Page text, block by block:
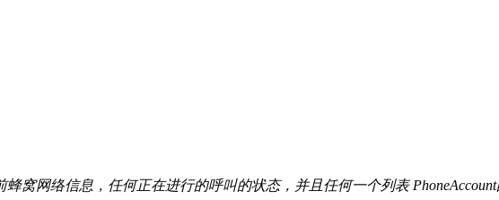
窝网络信息，任何正在进行的呼叫的状态，并且任何一个列表